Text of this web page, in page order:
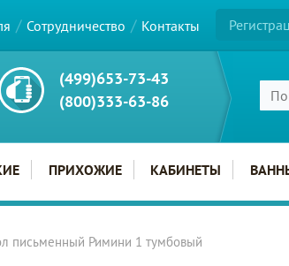
Сотрудничество Контакты
(499)653-73-43
(800)333-63-86
ПРИХОЖИЕ КАБИНЕТЫ
письменный Римини 1 тумбовый